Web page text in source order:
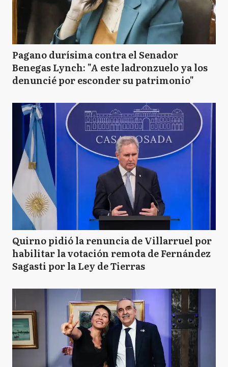
Pagano durísima contra el Senador
Benegas Lynch: "A este ladronzuelo ya los
denuncié por esconder su patrimonio"
Quirno pidió la renuncia de Villarruel por
habilitar la votación remota de Fernández
Sagasti por la Ley de Tierras